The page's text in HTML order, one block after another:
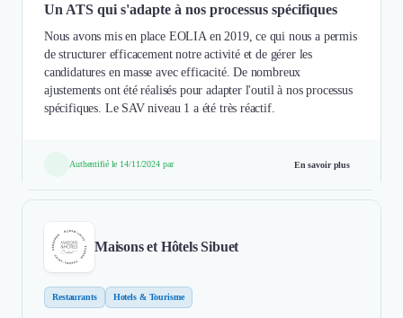
Un ATS qui s'adapte à nos processus spécifiques
Nous avons mis en place EOLIA en 2019, ce qui nous a permis
de structurer efficacement notre activité et de gérer les
candidatures en masse avec efficacité. De nombreux
ajustements ont été réalisés pour adapter l'outil à nos processus
spécifiques. Le SAV niveau 1 a été très réactif.
Authentifié le 14/11/2024 par En savoir plus
Maisons et Hôtels Sibuet
Restaurants Hotels & Tourisme